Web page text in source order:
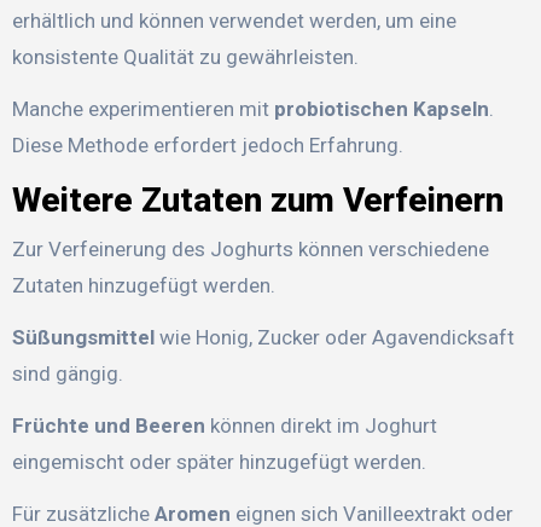
erhältlich und können verwendet werden, um eine
konsistente Qualität zu gewährleisten.
Manche experimentieren mit probiotischen Kapseln.
Diese Methode erfordert jedoch Erfahrung.
Weitere Zutaten zum Verfeinern
Zur Verfeinerung des Joghurts können verschiedene
Zutaten hinzugefügt werden.
Süßungsmittelwie Honig, Zucker oder Agavendicksaft
sind gängig.
Früchte und Beeren können direkt im Joghurt
eingemischt oder später hinzugefügt werden.
Für zusätzliche Aromen eignen sich Vanilleextrakt oder